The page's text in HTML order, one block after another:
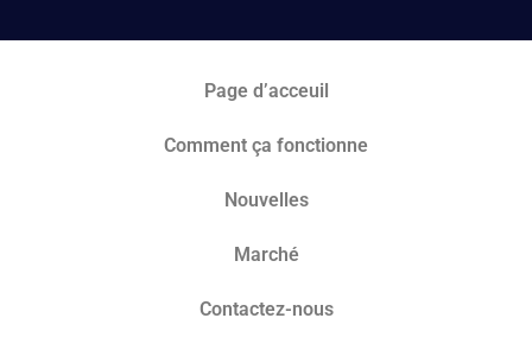
Page d’acceuil
Comment ça fonctionne
Nouvelles
Marché​
Contactez-nous